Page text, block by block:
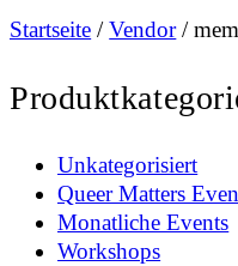
Startseite /Vendor/
Unkategorisiert
Queer Matters
Monatliche Events
Workshops